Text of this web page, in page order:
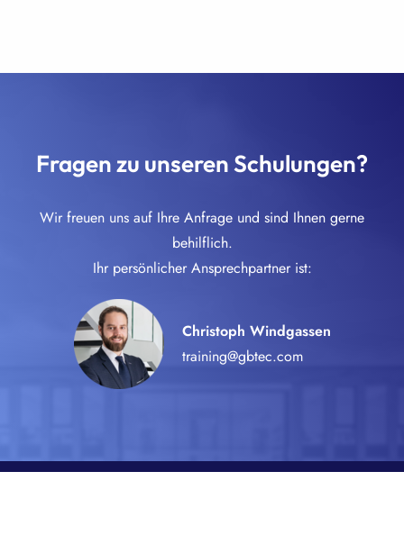
Fragen zu unseren Schulungen?
Wir freuen uns auf Ihre Anfrage und sind Ihnen gerne
behilflich.
Ihr persönlicher Ansprechpartner ist:
Christoph Windgassen
training@gbtec.com